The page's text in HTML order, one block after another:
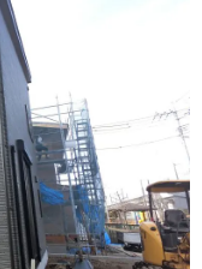
ブログ